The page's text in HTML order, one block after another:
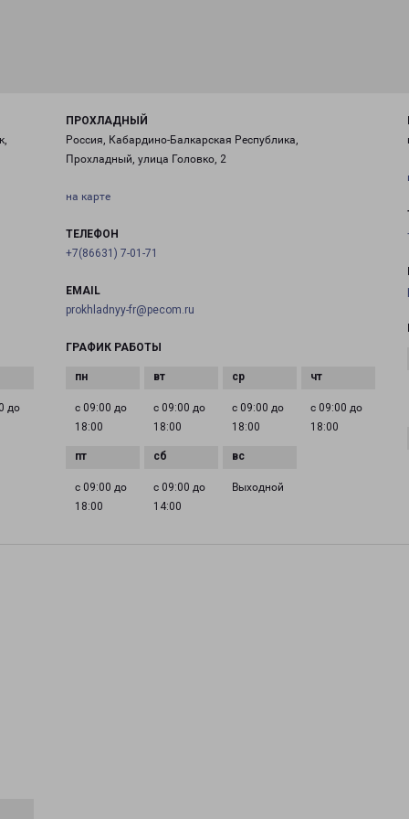
до
ПРОХЛАДНЫЙ
Россия, Кабардино-Балкарская Республика,
Прохладный, улица Головко, 2
на карте
ТЕЛЕФОН
+7(86631) 7-01-71
EMAIL
prokhladnyy-fr@pecom.ru
ГРАФИК РАБОТЫ
с 09:00 до
18:00
с 09:00 до
18:00
с 09:00 до
18:00
с 09:00 до
18:00
с 09:00 до
18:00
с 09:00 до
14:00
Выходной